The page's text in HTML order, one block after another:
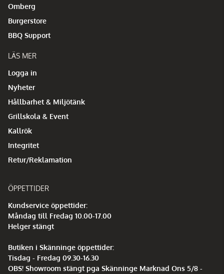
Omberg
Burgerstore
BBQ Support
LÄS MER
Logga in
Nyheter
Hållbarhet & Miljötänk
Grillskola & Event
Kallrök
Integritet
Retur/Reklamation
ÖPPETTIDER
Kundservice öppettider:
Måndag till Fredag 10.00-17.00
Helger stängt
Butiken i Skänninge öppettider:
Tisdag - Fredag 09.30-16.30
OBS! Showroom stängt pga Skänninge Marknad Ons 5/8 -